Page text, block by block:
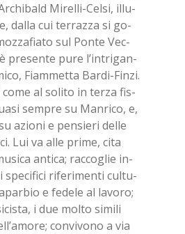
Mi­rel­li-Cel­si, il­lu­
dal­la cui ter­raz­za si go­
sul Pon­te Vec­
pre­sen­te pure l’in­tri­gan­
Fiam­met­ta Bar­di-Fin­zi.
come al so­li­to in ter­za fis­
sem­pre su Man­ri­co, e,
azio­ni e pen­sie­ri del­le
Lui va alle pri­me, cita
an­ti­ca; rac­co­glie in­
spe­ci­fi­ci ri­fe­ri­men­ti cul­tu­
e fe­de­le al la­vo­ro;
i due mol­to si­mi­li
con­vi­vo­no a via